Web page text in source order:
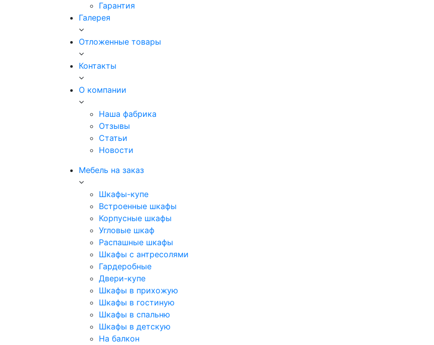
Гарантия
Галерея
Отложенные товары
Контакты
О компании
Наша фабрика
Отзывы
Статьи
Новости
Мебель на заказ
Шкафы-купе
Встроенные шкафы
Корпусные шкафы
Угловые шкаф
Распашные шкафы
Шкафы с антресолями
Гардеробные
Двери-купе
Шкафы в прихожую
Шкафы в гостиную
Шкафы в спальню
Шкафы в детскую
На балкон